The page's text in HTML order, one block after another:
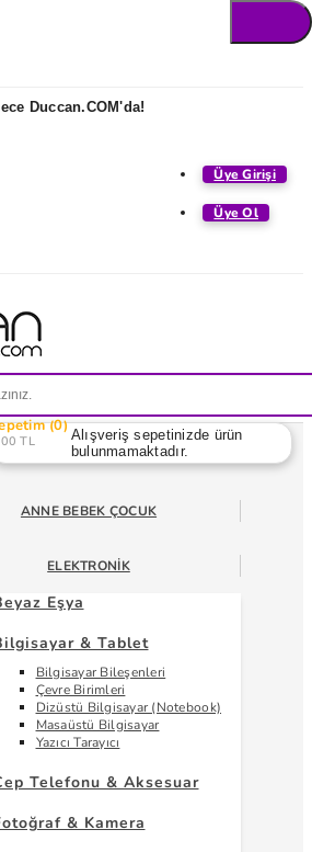
Duccan.COM'da!
Üye Girişi
Üye Ol
0
TL
Alışveriş sepetinizde ürün
bulunmamaktadır.
ANNE BEBEK ÇOCUK
ELEKTRONIK
Eşya
& Tablet
Bilgisayar Bileşenleri
Çevre Birimleri
Dizüstü Bilgisayar (Notebook)
Masaüstü Bilgisayar
Yazıcı Tarayıcı
Telefonu & Aksesuar
& Kamera